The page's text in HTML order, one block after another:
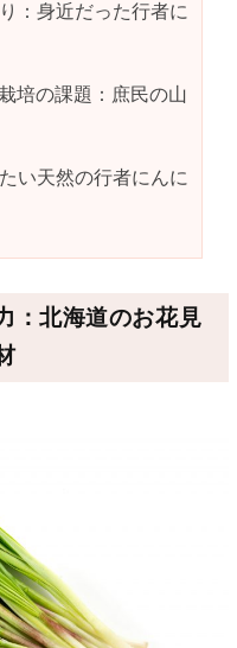
：身近だった行者に
培の課題：庶民の山
い天然の行者にんに
：北海道のお花見